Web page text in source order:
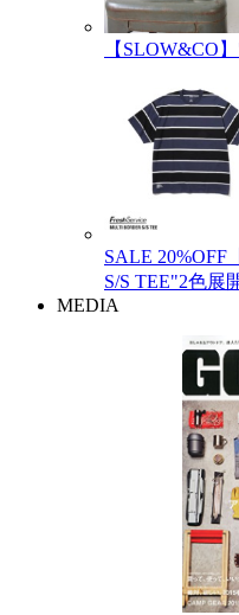
【SLOW&CO
SALE 20%OFF
S/S TEE"2色展
MEDIA